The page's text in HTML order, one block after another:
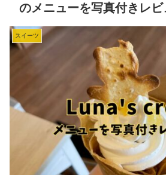
のメニューを写真付きレビ
スイーツ